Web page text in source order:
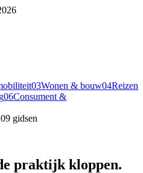
03Wonen & bouw04Reizen
06Consument &
gidsen
praktijk kloppen.